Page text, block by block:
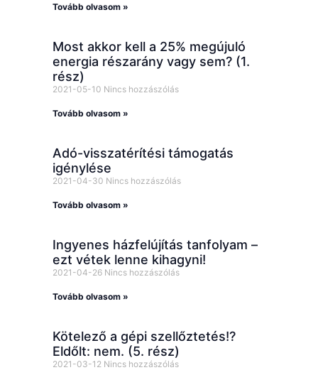
Tovább olvasom »
Most akkor kell a 25% megújuló
energia részarány vagy sem? (1.
rész)
2021-05-10 Nincs hozzászólás
Tovább olvasom »
Adó-visszatérítési támogatás
igénylése
2021-04-30 Nincs hozzászólás
Tovább olvasom »
Ingyenes házfelújítás tanfolyam –
ezt vétek lenne kihagyni!
2021-04-26 Nincs hozzászólás
Tovább olvasom »
Kötelező a gépi szellőztetés!?
Eldőlt: nem. (5. rész)
2021-03-12 Nincs hozzászólás